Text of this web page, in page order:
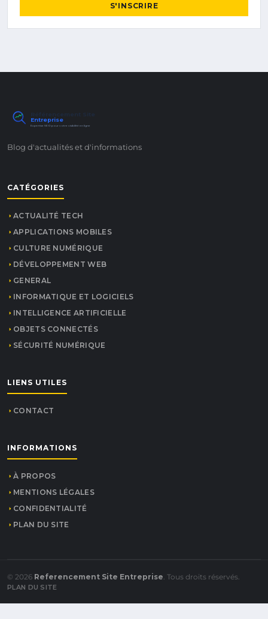
S'INSCRIRE
Référencement Site
Entreprise
Expertise SEO pour votre visibilité en ligne
Blog d'actualités et d'informations
CATÉGORIES
ACTUALITÉ TECH
APPLICATIONS MOBILES
CULTURE NUMÉRIQUE
DÉVELOPPEMENT WEB
GENERAL
INFORMATIQUE ET LOGICIELS
INTELLIGENCE ARTIFICIELLE
OBJETS CONNECTÉS
SÉCURITÉ NUMÉRIQUE
LIENS UTILES
CONTACT
INFORMATIONS
À PROPOS
MENTIONS LÉGALES
CONFIDENTIALITÉ
PLAN DU SITE
© 2026 Referencement Site Entreprise. Tous droits réservés.
PLAN DU SITE